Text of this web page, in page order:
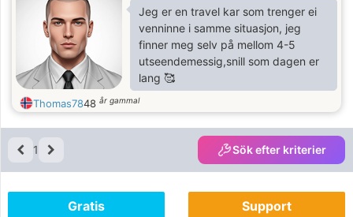
kommer først.
Jeg er en travel kar som trenger ei
venninne i samme situasjon, jeg
finner meg selv på mellom 4-5
utseendemessig,snill som dagen er
lang 🥰
Thomas7848 år gammal
1 Sök efter kriterier
Gratis Support